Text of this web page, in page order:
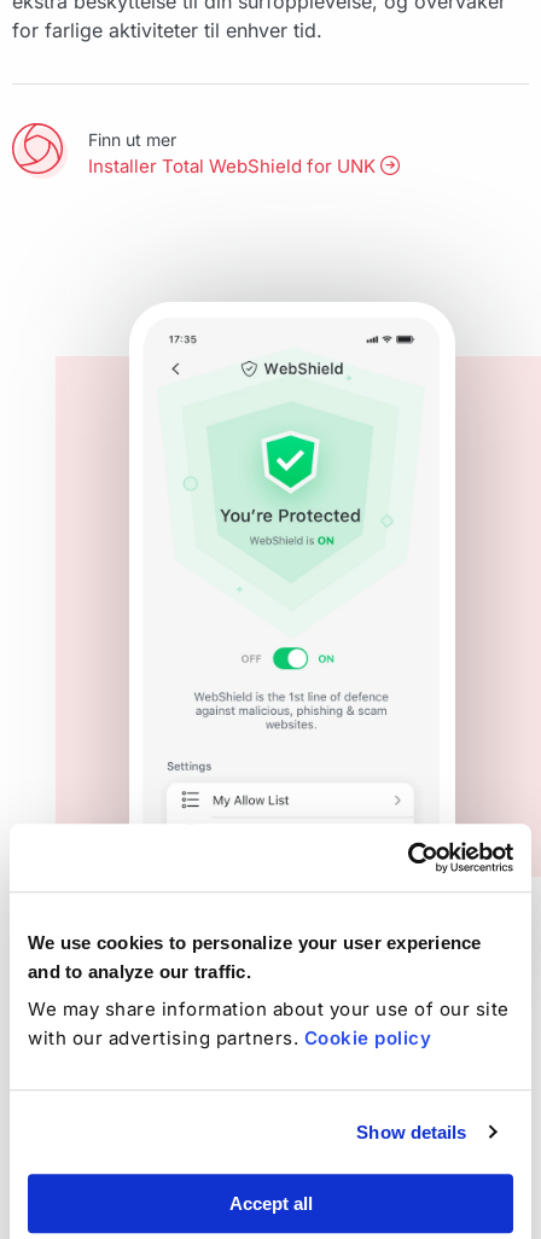
We use cookies to personalize your user experience
and to analyze our traffic.
We may share information about your use of our site
with our advertising partners. Cookie policy
Show details
Accept all
for farlige aktiviteter til enhver tid.
Finn ut mer
Installer Total WebShield for UNK
Ta med WebShield. Overalt.
Forbli beskyttet uansett hvor du er, fordi netttrusler ikke
For Android og iOS